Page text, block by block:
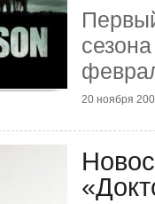
20 ноября